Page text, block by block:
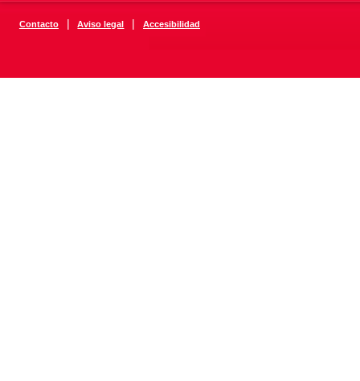
Contacto | Aviso legal | Accesibilidad